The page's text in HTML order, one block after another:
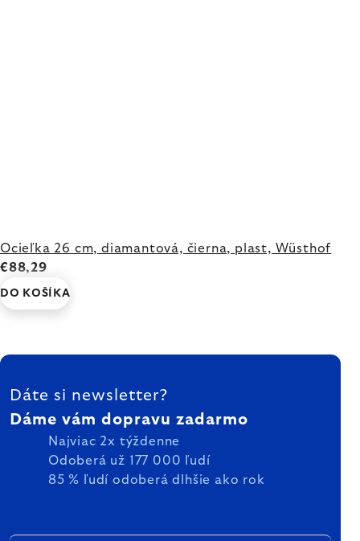
Ocieľka 26 cm, diamantová, čierna, plast, Wüsthof
€88,29
DO KOŠÍKA
ZÁPÄTIE
Dáte si newsletter?
Dáme vám dopravu zadarmo
Najviac 2x týždenne
Odoberá už 177 000 ľudí
85 % ľudí odoberá dlhšie ako rok